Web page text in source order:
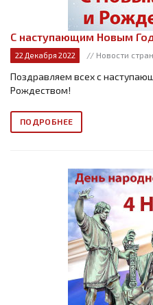
С наступающим Новым
22 Декабря 2022 // Новости
Поздравляем всех с
Рождеством!
ПОДРОБНЕЕ